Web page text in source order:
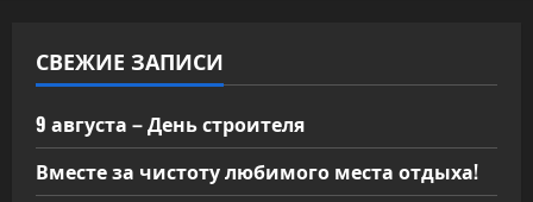
СВЕЖИЕ ЗАПИСИ
9 августа – День строителя
Вместе за чистоту любимого места отдыха!